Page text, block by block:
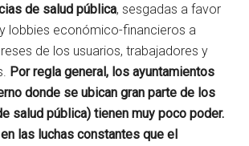
de salud pública, sesgadas a favor
lobbies económico-financieros a
de los usuarios, trabajadores y
Por regla general, los ayuntamientos
donde se ubican gran parte de los
salud pública) tienen muy poco poder.
las luchas constantes que el